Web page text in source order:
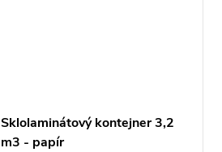
Sklolaminátový kontejner 3,2
m3 - papír